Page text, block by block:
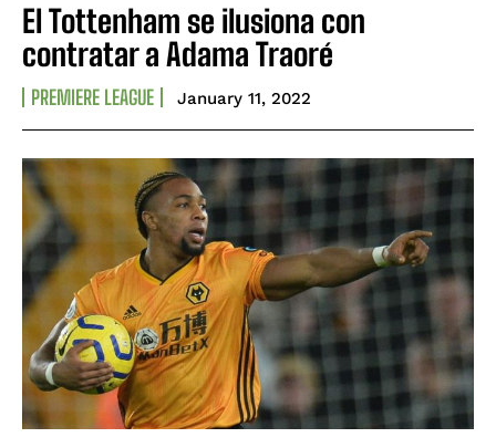
El Tottenham se ilusiona con
contratar a Adama Traoré
PREMIERE LEAGUE January 11, 2022